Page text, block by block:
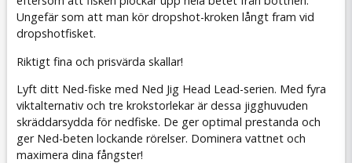
Ungefär som att man kör dropshot-kroken långt fram vid
dropshotfisket.
Riktigt fina och prisvärda skallar!
Lyft ditt Ned-fiske med Ned Jig Head Lead-serien. Med fyra
viktalternativ och tre krokstorlekar är dessa jigghuvuden
skräddarsydda för nedfiske. De ger optimal prestanda och
ger Ned-beten lockande rörelser. Dominera vattnet och
maximera dina fångster!